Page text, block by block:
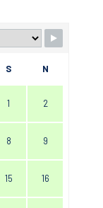
S N
1 2
8 9
15 16